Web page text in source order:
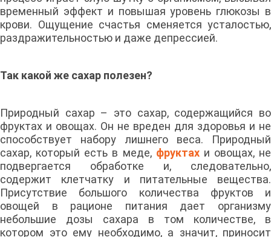
временный эффект и повышая уровень глюкозы в
крови. Ощущение счастья сменяется усталостью,
раздражительностью и даже депрессией.
Так какой же сахар полезен?
Природный сахар – это сахар, содержащийся во
фруктах и овощах. Он не вреден для здоровья и не
способствует набору лишнего веса. Природный
сахар, который есть в меде, фруктахи овощах, не
подвергается обработке и, следовательно,
содержит клетчатку и питательные вещества.
Присутствие большого количества фруктов и
овощей в рационе питания дает организму
небольшие дозы сахара в том количестве, в
котором это ему необходимо, а значит, приносит